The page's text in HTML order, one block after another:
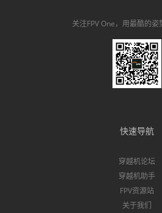
关注FPV One，用最酷的
快速导航
穿越机论坛
穿越机助手
FPV资源站
关于我们